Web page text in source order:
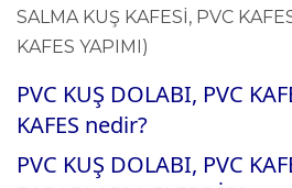
SALMA KUŞ KAFESİ, PVC
KAFES YAPIMI)
PVC KUŞ DOLABI, PVC
KAFES nedir?
PVC KUŞ DOLABI, PVC